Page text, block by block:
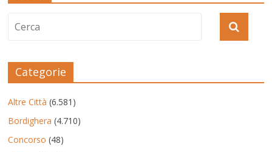
Categorie
Altre Città (6.581)
Bordighera (4.710)
Concorso (48)